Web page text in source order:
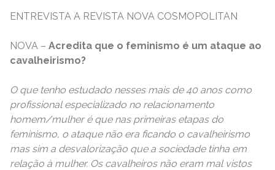
ENTREVISTA A REVISTA NOVA COSMOPOLITAN
NOVA – Acredita que o feminismo é um ataque ao
cavalheirismo?
O que tenho estudado nesses mais de 40 anos como
profissional especializado no relacionamento
homem/mulher é que nas primeiras etapas do
feminismo, o ataque não era ficando o cavalheirismo
mas sim a desvalorização que a sociedade tinha em
relação à mulher. Os cavalheiros não eram mal vistos